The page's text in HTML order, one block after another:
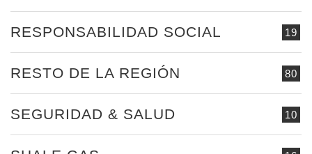
19
RESPONSABILIDAD SOCIAL
80
RESTO DE LA REGIÓN
10
SEGURIDAD & SALUD